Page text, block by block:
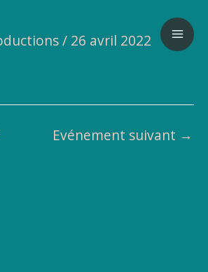
/ 26 avril 2022
Evénement suivant →